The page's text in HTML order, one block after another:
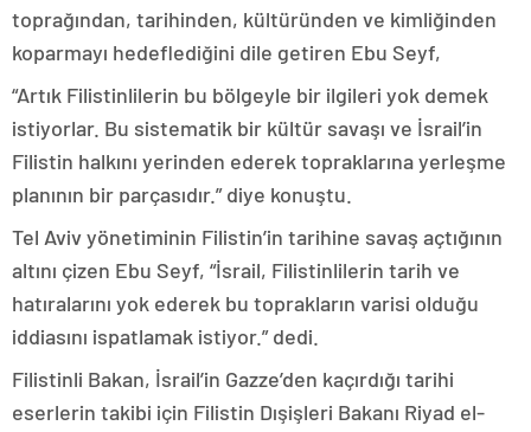
toprağından, tarihinden, kültüründen ve kimliğinden
koparmayı hedeflediğini dile getiren Ebu Seyf,
“Artık Filistinlilerin bu bölgeyle bir ilgileri yok demek
istiyorlar. Bu sistematik bir kültür savaşı ve İsrail’in
Filistin halkını yerinden ederek topraklarına yerleşme
planının bir parçasıdır.” diye konuştu.
Tel Aviv yönetiminin Filistin’in tarihine savaş açtığının
altını çizen Ebu Seyf, “İsrail, Filistinlilerin tarih ve
hatıralarını yok ederek bu toprakların varisi olduğu
iddiasını ispatlamak istiyor.” dedi.
Filistinli Bakan, İsrail’in Gazze’den kaçırdığı tarihi
eserlerin takibi için Filistin Dışişleri Bakanı Riyad el-